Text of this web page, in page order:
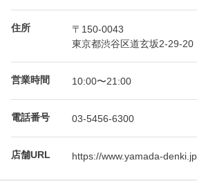
住所
〒150-0043
東京都渋谷区道玄坂2-29-20
営業時間 10:00〜21:00
電話番号 03-5456-6300
店舗URL https://www.yamada-